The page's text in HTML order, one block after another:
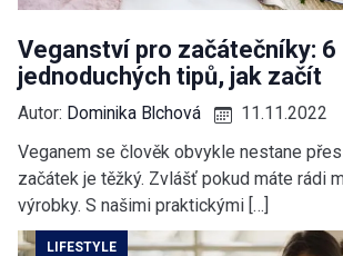
Veganství pro začátečníky: 6
jednoduchých tipů, jak začít
Autor: Dominika Blchová
11.11.2022
Veganem se člověk obvykle nestane
začátek je těžký. Zvlášť pokud máte rádi
výrobky. S našimi praktickými […]
LIFESTYLE